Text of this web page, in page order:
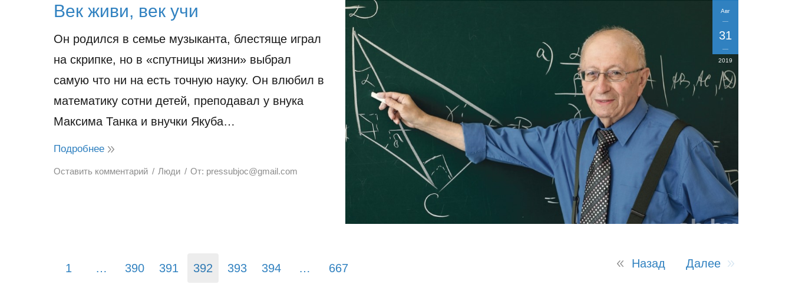
Век живи, век учи
Он родился в семье музыканта, блестяще играл
на скрипке, но в «спутницы жизни» выбрал
самую что ни на есть точную науку. Он влюбил в
математику сотни детей, преподавал у внука
Максима Танка и внучки Якуба…
Подробнее
Оставить комментарий Люди От: pressubjoc@gmail.com
Авг
31
2019
1 … 390 391 392 393 394 … 667 Назад Далее